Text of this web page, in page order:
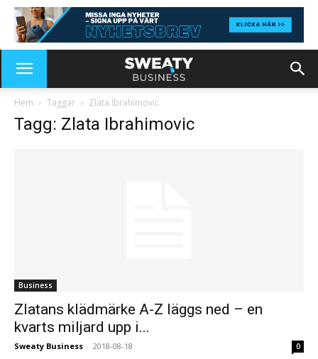
Hem Taggar Zlata Ibrahimovic
Tagg: Zlata Ibrahimovic
Business
Zlatans klädmärke A-Z läggs ned – en
kvarts miljard upp i...
Sweaty Business - 2018-08-18 0